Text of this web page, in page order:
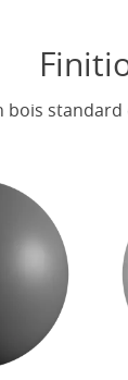
standard